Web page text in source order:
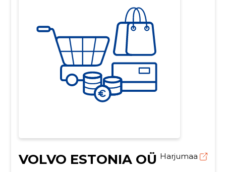
VOLVO ESTONIA OÜ Harjumaa